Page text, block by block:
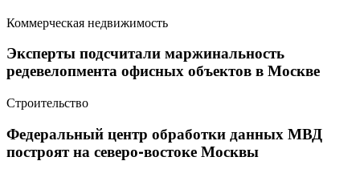
Коммерческая недвижимость
Эксперты подсчитали маржинальность
редевелопмента офисных объектов в Москве
Строительство
Федеральный центр обработки данных МВД
построят на северо-востоке Москвы